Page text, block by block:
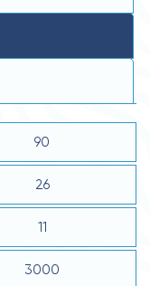
90
26
11
3000